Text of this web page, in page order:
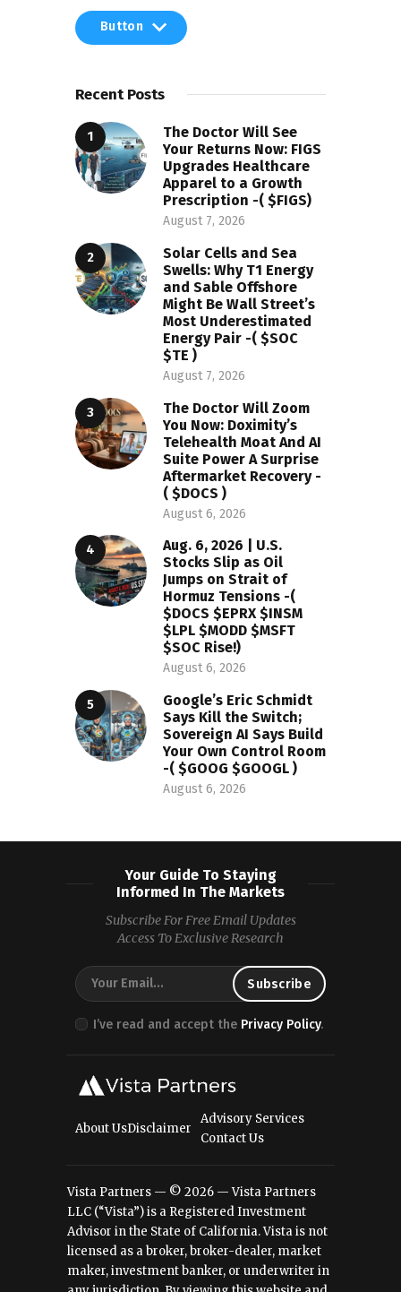
View More News
Button
Recent Posts
The Doctor Will See
Your Returns Now: FIGS
Upgrades Healthcare
Apparel to a Growth
Prescription -( $FIGS)
August 7, 2026
Solar Cells and Sea
Swells: Why T1 Energy
and Sable Offshore
Might Be Wall Street’s
Most Underestimated
Energy Pair -( $SOC
$TE )
August 7, 2026
The Doctor Will Zoom
You Now: Doximity’s
Telehealth Moat And AI
Suite Power A Surprise
Aftermarket Recovery -
( $DOCS )
August 6, 2026
Aug. 6, 2026 | U.S.
Stocks Slip as Oil
Jumps on Strait of
Hormuz Tensions -(
$DOCS $EPRX $INSM
$LPL $MODD $MSFT
$SOC Rise!)
August 6, 2026
Google’s Eric Schmidt
Says Kill the Switch;
Sovereign AI Says Build
Your Own Control Room
-( $GOOG $GOOGL )
August 6, 2026
Your Guide To Staying
Informed In The Markets
Subscribe For Free Email Updates
Access To Exclusive Research
I’ve read and accept the Privacy Policy.
About UsDisclaimer
Advisory Services
Contact Us
Vista Partners — © 2026 — Vista Partners
LLC (“Vista”) is a Registered Investment
Advisor in the State of California. Vista is not
licensed as a broker, broker-dealer, market
maker, investment banker, or underwriter in